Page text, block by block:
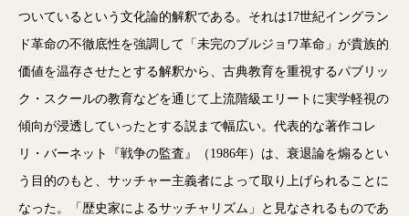
ついているという文化論的解釈である。それは17世紀イングラン
ド革命の不徹底性を強調して「未完のブルジョワ革命」が貴族的
価値を温存させたとする解釈から、古典教育を重視するパブリッ
ク・スクールの教育などを通じて上流階級エリートに実学軽視の
傾向が浸透していったとする説まで幅広い。代表的な著作コレ
リ・バーネット『戦争の監査』（1986年）は、衰退論を煽るとい
う目的のもと、サッチャー主義者によって取り上げられることに
なった。「歴史家によるサッチャリズム」と見なされるものであ